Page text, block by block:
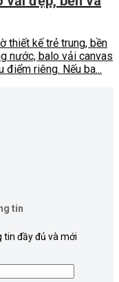
thiết kế trẻ trung, bền
nước, balo vải canvas
riêng. Nếu ba...
tin
tin đầy đủ và mới